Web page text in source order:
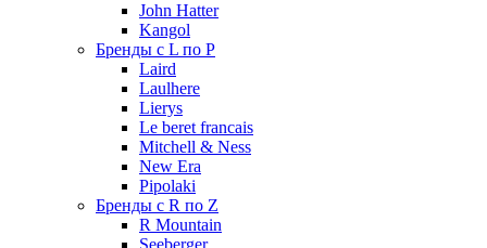
John Hatter
Kangol
Бренды с L по P
Laird
Laulhere
Lierys
Le beret francais
Mitchell & Ness
New Era
Pipolaki
Бренды с R по Z
R Mountain
Seeberger